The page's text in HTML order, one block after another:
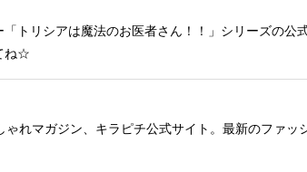
トリシアは魔法のお医者さん！！」シリーズの
ね☆
れマガジン、キラピチ公式サイト。最新のファッ